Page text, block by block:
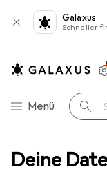
Deine
Galaxus
Schneller
Navigation nach
Menü Suche
Türgriff +